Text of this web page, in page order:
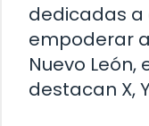
dedicadas
empoderar
Nuevo León,
destacan X,